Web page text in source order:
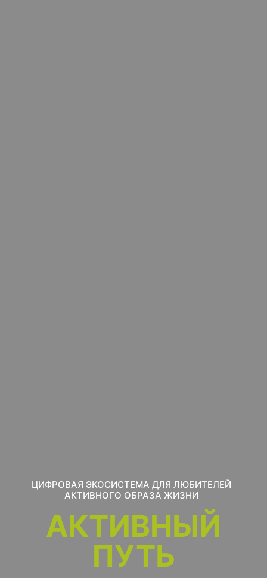
ЦИФРОВАЯ ЭКОСИСТЕМА ДЛЯ ЛЮБИТЕЛЕЙ
АКТИВНОГО ОБРАЗА ЖИЗНИ
АКТИВНЫЙ
ПУТЬ